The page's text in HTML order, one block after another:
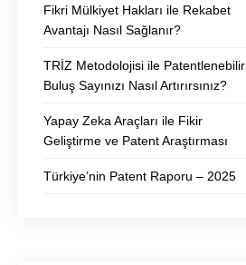
Fikri Mülkiyet Hakları ile Rekabet
Avantajı Nasıl Sağlanır?
TRİZ Metodolojisi ile Patentlenebilir
Buluş Sayınızı Nasıl Artırırsınız?
Yapay Zeka Araçları ile Fikir
Geliştirme ve Patent Araştırması
Türkiye’nin Patent Raporu – 2025